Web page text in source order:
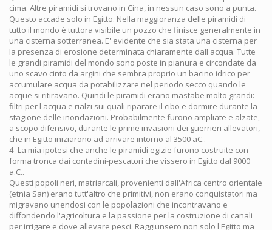
cima. Altre piramidi si trovano in Cina, in nessun caso sono a punta.
Questo accade solo in Egitto. Nella maggioranza delle piramidi di
tutto il mondo è tuttora visibile un pozzo che finisce generalmente in
una cisterna sotterranea. E' evidente che sia stata una cisterna per
la presenza di erosione determinata chiaramente dall'acqua. Tutte
le grandi piramidi del mondo sono poste in pianura e circondate da
uno scavo cinto da argini che sembra proprio un bacino idrico per
accumulare acqua da potabilizzare nel periodo secco quando le
acque si ritiravano. Quindi le piramidi erano mastabe molto grandi:
filtri per l'acqua e rialzi sui quali riparare il cibo e dormire durante la
stagione delle inondazioni. Probabilmente furono ampliate e alzate,
a scopo difensivo, durante le prime invasioni dei guerrieri allevatori,
che in Egitto iniziarono ad arrivare intorno al 3500 aC..
4- La mia ipotesi che anche le piramidi egizie furono costruite con
forma tronca dai contadini-pescatori che vissero in Egitto dal 9000
a.C..
Questi popoli neri, matriarcali, provenienti dall'Africa centro orientale
(etnia San) erano tutt'altro che primitivi, non erano conquistatori ma
migravano unendosi con le popolazioni che incontravano e
diffondendo l'agricoltura e la passione per la costruzione di canali
per irrigare e dove allevare pesci. Raggiunsero non solo l'Egitto ma